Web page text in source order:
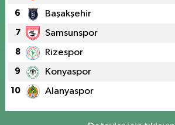
6 Başakşehir
7 Samsunspor
8 Rizespor
9 Konyaspor
10 Alanyaspor